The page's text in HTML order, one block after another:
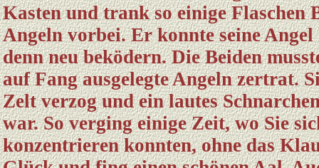
Kasten und trank so einige Flaschen
Angeln vorbei. Er konnte seine
denn neu beködern. Die Beiden
auf Fang ausgelegte Angeln zertrat.
Zelt verzog und ein lautes
war. So verging einige Zeit, wo Sie
konzentrieren konnten, ohne das